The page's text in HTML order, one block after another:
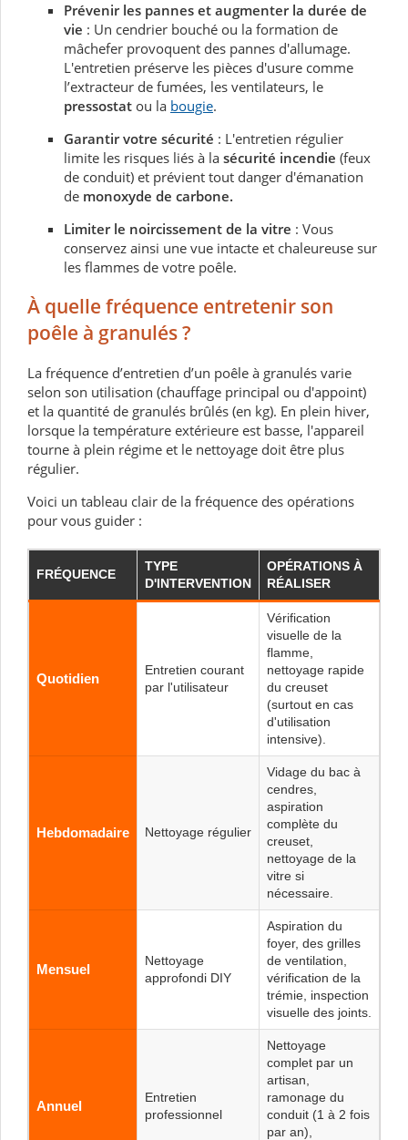
Prévenir les pannes et augmenter la durée de
vie : Un cendrier bouché ou la formation de
mâchefer provoquent des pannes d'allumage.
L'entretien préserve les pièces d'usure comme
l’extracteur de fumées, les ventilateurs, le
pressostat ou la bougie.
Garantir votre sécurité : L'entretien régulier
limite les risques liés à la sécurité incendie (feux
de conduit) et prévient tout danger d'émanation
de monoxyde de carbone.
Limiter le noircissement de la vitre : Vous
conservez ainsi une vue intacte et chaleureuse sur
les flammes de votre poêle.
À quelle fréquence entretenir son
poêle à granulés ?
La fréquence d’entretien d’un poêle à granulés varie
selon son utilisation (chauffage principal ou d'appoint)
et la quantité de granulés brûlés (en kg). En plein hiver,
lorsque la température extérieure est basse, l'appareil
tourne à plein régime et le nettoyage doit être plus
régulier.
Voici un tableau clair de la fréquence des opérations
pour vous guider :
FRÉQUENCE
TYPE
D'INTERVENTION
OPÉRATIONS À
RÉALISER
Quotidien
Entretien courant
par l'utilisateur
Vérification
visuelle de la
flamme,
nettoyage rapide
du creuset
(surtout en cas
d'utilisation
intensive).
Hebdomadaire Nettoyage régulier
Vidage du bac à
cendres,
aspiration
complète du
creuset,
nettoyage de la
vitre si
nécessaire.
Mensuel
Nettoyage
approfondi DIY
Aspiration du
foyer, des grilles
de ventilation,
vérification de la
trémie, inspection
visuelle des joints.
Annuel
Entretien
professionnel
Nettoyage
complet par un
artisan,
ramonage du
conduit (1 à 2 fois
par an),